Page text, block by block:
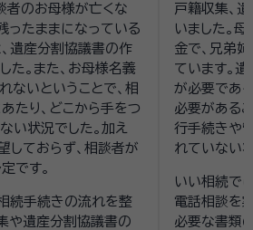
者のお母様が亡くな
ったままになっている
遺産分割協議書の作
た。また、お母様名義
ないということで、相
たり、どこから手をつ
い状況でした。加え
しておらず、相談者が
です。
続手続きの流れを整
や遺産分割協議書の
戸籍収集、
いました。
金で、兄弟
ています。
が必要であ
必要がある
行手続きや
れていない
いい相続で
電話相談を
必要な書類